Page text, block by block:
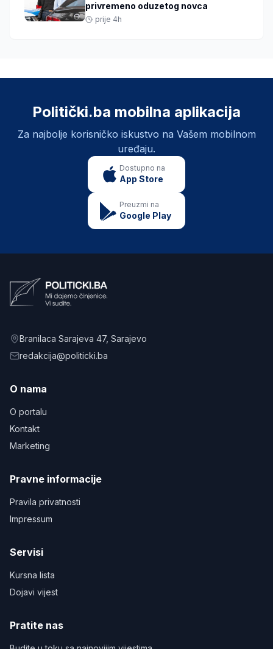
privremeno oduzetog novca
prije 4h
Politički.ba mobilna aplikacija
Za najbolje korisničko iskustvo na Vašem mobilnom
uređaju.
Dostupno na
App Store
Preuzmi na
Google Play
Branilaca Sarajeva 47, Sarajevo
redakcija@politicki.ba
O nama
O portalu
Kontakt
Marketing
Pravne informacije
Pravila privatnosti
Impressum
Servisi
Kursna lista
Dojavi vijest
Pratite nas